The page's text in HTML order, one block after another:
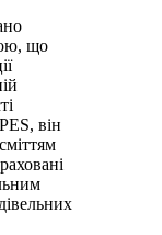
що
він